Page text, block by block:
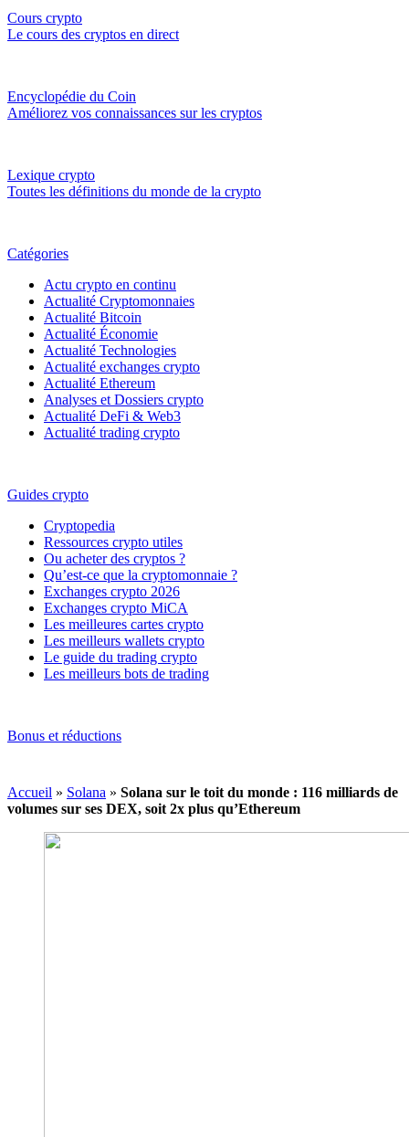
Cours crypto
Le cours des cryptos en direct
Encyclopédie du Coin
Améliorez vos connaissances sur les cryptos
Lexique crypto
Toutes les définitions du monde de la crypto
Catégories
Actu crypto en continu
Actualité Cryptomonnaies
Actualité Bitcoin
Actualité Économie
Actualité Technologies
Actualité exchanges crypto
Actualité Ethereum
Analyses et Dossiers crypto
Actualité DeFi & Web3
Actualité trading crypto
Guides crypto
Cryptopedia
Ressources crypto utiles
Ou acheter des cryptos ?
Qu’est-ce que la cryptomonnaie ?
Exchanges crypto 2026
Exchanges crypto MiCA
Les meilleures cartes crypto
Les meilleurs wallets crypto
Le guide du trading crypto
Les meilleurs bots de trading
Bonus et réductions
Accueil » Solana » Solana sur le toit du monde : 116 milliards de
volumes sur ses DEX, soit 2x plus qu’Ethereum